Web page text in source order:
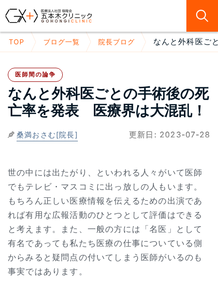
TOP ブログ一覧 院長ブログ なんと外科医ご
医師間の論争
なんと外科医ごとの手術後の死
亡率を発表 医療界は大混乱！
桑満おさむ[院長] 更新日: 2023-07-28
世の中には出たがり、といわれる人々がいて医師
でもテレビ・マスコミに出っ放しの人もいます。
もちろん正しい医療情報を伝えるための出演であ
れば有用な広報活動のひとつとして評価はできる
と考えます。また、一般の方には「名医」として
有名であっても私たち医療の仕事についている側
からみると疑問点の付いてしまう医師がいるのも
事実ではあります。